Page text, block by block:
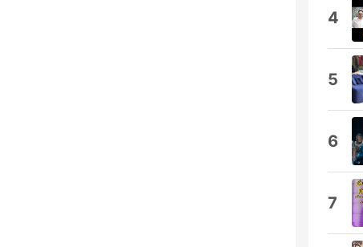
4
5
6
7